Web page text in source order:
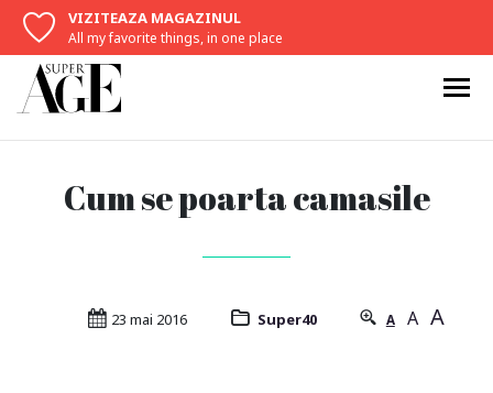
VIZITEAZA MAGAZINUL
All my favorite things, in one place
Cum se poarta camasile
23 mai 2016 Super40 A A A